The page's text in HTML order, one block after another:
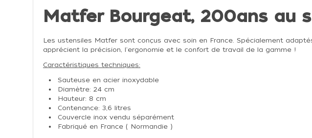
Matfer Bourgeat, 200ans au
Les ustensiles Matfer sont conçus avec soin en France. Spécialement
apprécient la précision, l'ergonomie et le confort de travail de la gamme !
Caractéristiques techniques:
Sauteuse en acier inoxydable
Diamètre: 24 cm
Hauteur: 8 cm
Contenance: 3,6 litres
Couvercle inox vendu séparément
Fabriqué en France ( Normandie )